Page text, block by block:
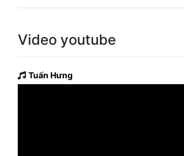
Video youtube
Tuấn Hưng